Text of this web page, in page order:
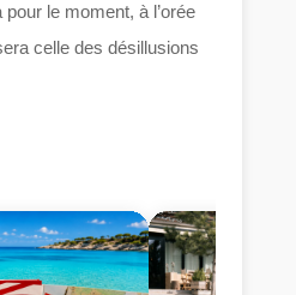
le moment, à l’orée
celle des désillusions